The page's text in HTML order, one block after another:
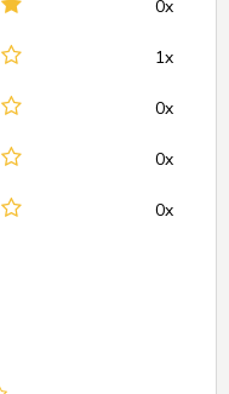
0x
1x
0x
0x
0x